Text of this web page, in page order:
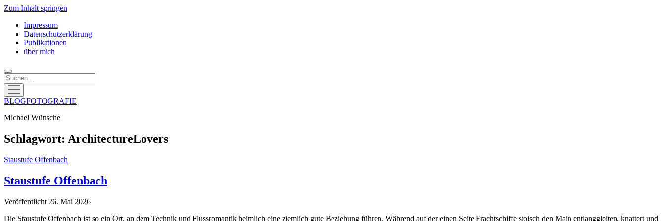
Zum Inhalt springen
Impressum
Datenschutzerklärung
Publikationen
über mich
Suchen
Menü
öffnen
BLOGFOTOGRAFIE
Michael Wünsche
Schlagwort: ArchitectureLovers
Staustufe Offenbach
Staustufe Offenbach
Veröffentlicht 26. Mai 2026
Die Staustufe Offenbach ist so ein Ort, an dem Technik und Flussromantik heimlich eine ziemlich gute Beziehung führen. Während auf der einen Seite Frachtschiffe stoisch den Main entlanggleiten, knattert und